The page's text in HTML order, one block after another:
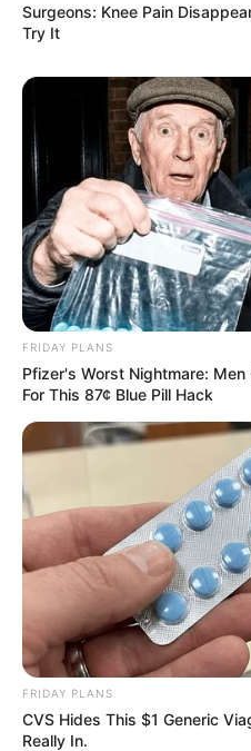
The Bodyguard's Hidden
BRAINBERRIES
Britney Spears' Look
BRAINBERRIES
Surgeons: Knee Pain
Try It
FRIDAY PLANS
Pfizer's Worst Nightmare:
For This 87¢ Blue Pill Hack
FRIDAY PLANS
CVS Hides This $1 Generic
Really In.